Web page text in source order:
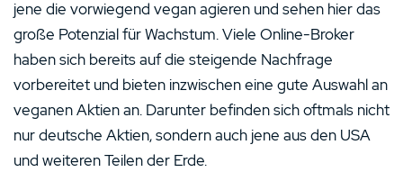
jene die vorwiegend vegan agieren und sehen hier das
große Potenzial für Wachstum. Viele Online-Broker
haben sich bereits auf die steigende Nachfrage
vorbereitet und bieten inzwischen eine gute Auswahl an
veganen Aktien an. Darunter befinden sich oftmals nicht
nur deutsche Aktien, sondern auch jene aus den USA
und weiteren Teilen der Erde.